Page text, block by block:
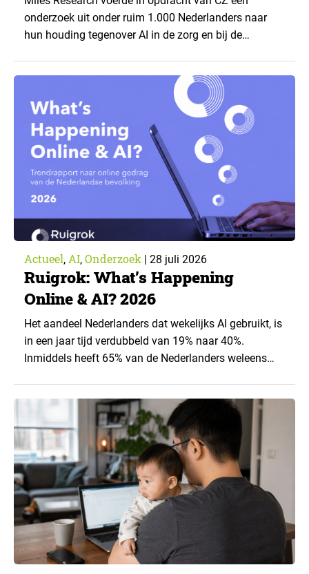
onderzoek uit onder ruim 1.000 Nederlanders naar
hun houding tegenover AI in de zorg en bij de
toepassingen, en waar trekken zij een grens? Dit
artikel is aangeleverd door kennispartner Miles
Research. ▼ De uitkomsten zijn…
Actueel, AI, Onderzoek | 28 juli 2026
Ruigrok: What’s Happening
Online & AI? 2026
Het aandeel Nederlanders dat wekelijks AI gebruikt, is
in een jaar tijd verdubbeld van 19% naar 40%.
Inmiddels heeft 65% van de Nederlanders weleens
van What’s Happening Online & AI? 2026, het
jaarlijkse trendrapport van Ruigrok onderzoek &
advies over…